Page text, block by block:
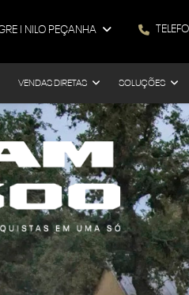
I NILO PEÇANHA
VENDAS DIRETAS SOLUÇÕES